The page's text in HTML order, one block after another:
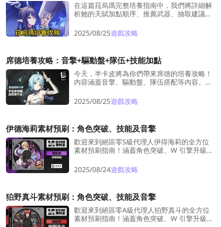
在這篇菈烏瑪完整培養指南中，我們將詳細解
析她的天賦加點順序、推薦武器、抽取建議與
讓我們開始吧～！
2025/08/25遊戲攻略
席德培養攻略：音擎+驅動盤+隊伍+技能加點
今天，半卡皮將為你們帶來席德的培養攻略！
内容涵蓋音擎、驅動盤、隊伍搭配等內容。作
友好！話不多說，我們馬上開始吧！
2025/08/25遊戲攻略
伊德海莉素材預刷：角色突破、技能及音擎
歡迎來到絕區零S級代理人伊得海莉的全方位
素材預刷指南！涵蓋角色突破、W 引擎升級與
2025/08/24遊戲攻略
狛野真斗素材預刷：角色突破、技能及音擎
歡迎來到絕區零A級代理人狛野真斗的全方位
素材預刷指南！涵蓋角色突破、W 引擎升級與